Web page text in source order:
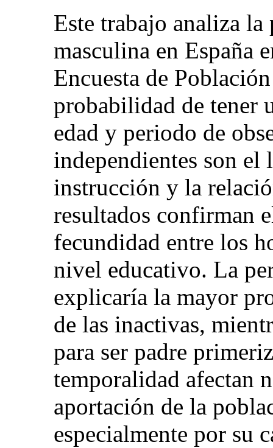
Este trabajo analiza
masculina en España
Encuesta de
probabilidad de tener
edad y periodo de
independientes son
instrucción y la
resultados confirman
fecundidad entre los
nivel educativo. La
explicaría la mayor
de las inactivas,
para ser padre
temporalidad afectan
aportación de la
especialmente por su